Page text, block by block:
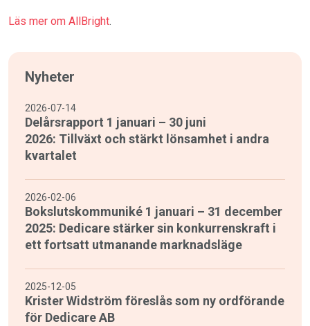
Läs mer om AllBright.
Nyheter
2026-07-14
Delårsrapport 1 januari – 30 juni
2026: Tillväxt och stärkt lönsamhet i andra
kvartalet
2026-02-06
Bokslutskommuniké 1 januari – 31 december
2025: Dedicare stärker sin konkurrenskraft i
ett fortsatt utmanande marknadsläge
2025-12-05
Krister Widström föreslås som ny ordförande
för Dedicare AB